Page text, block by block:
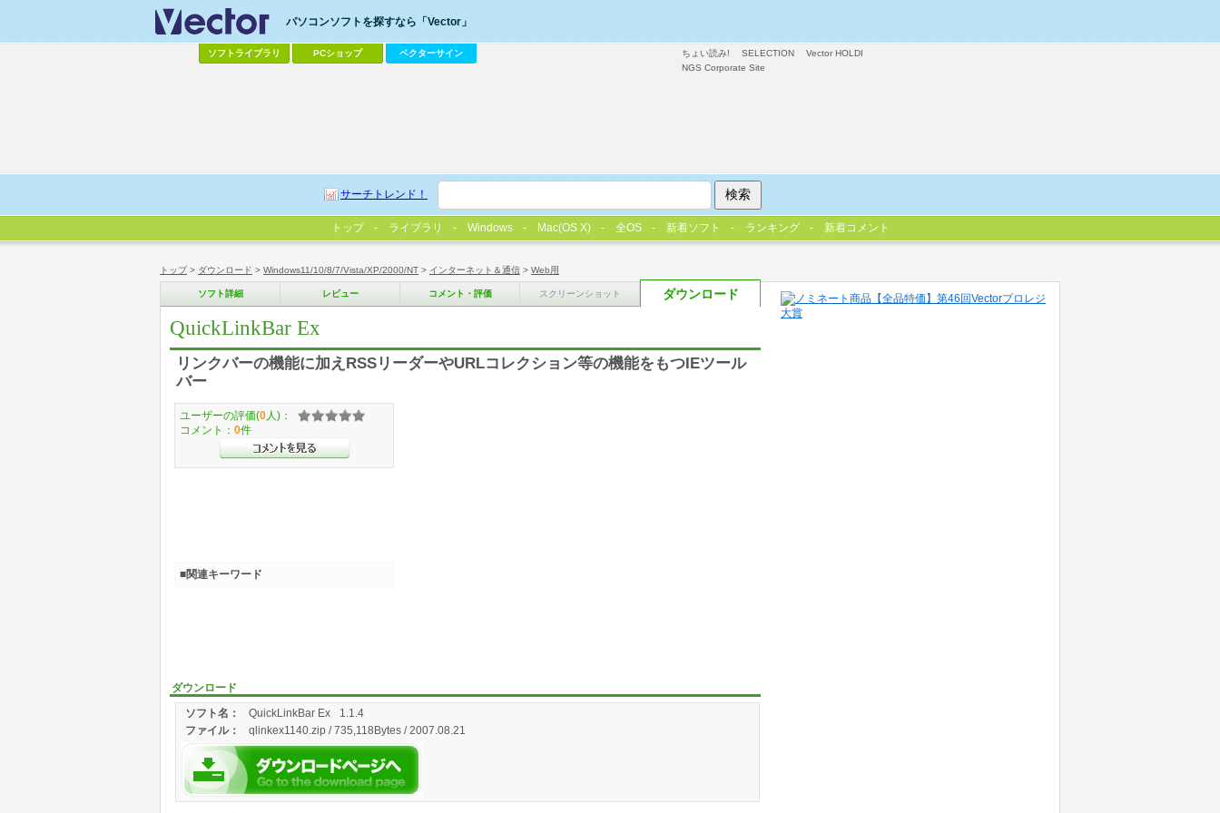
トップ> ダウンロード > Windows11/10/8/7/Vista/XP/2000/NT > インターネット＆通信 > Web用
ソフト詳細 レビュー コメント・評価 スクリーンショット ダウンロード
QuickLinkBar Ex
リンクバーの機能に加えRSSリーダーやURLコレクション等の機能をもつIEツール
バー
ダウンロード
ソフト名：
QuickLinkBar Ex 1.1.4
ファイル： qlinkex1140.zip / 735,118Bytes / 2007.08.21
ユーザーの評価(0 人)：
コメント： 0件
■関連キーワード
ちょい読み! SELECTION
Vector HOLDI
NGS Corporate Site
パソコンソフトを探すなら「Vector」
ソフトライブラリ PCショップ ベクターサイン
サーチトレンド！
トップ ライブラリ Windows Mac(OS X) 全OS 新着ソフト ランキング 新着コメント